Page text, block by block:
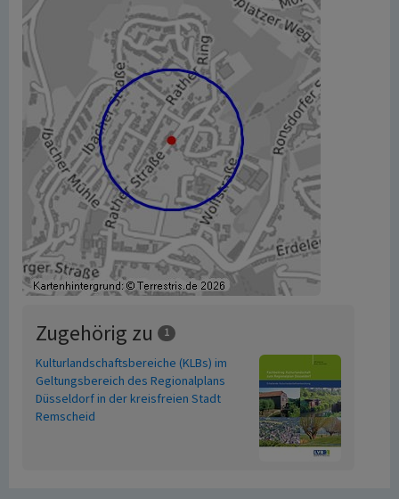
Zugehörig zu 1
Kulturlandschaftsbereiche (KLBs) im
Geltungsbereich des Regionalplans
Düsseldorf in der kreisfreien Stadt
Remscheid